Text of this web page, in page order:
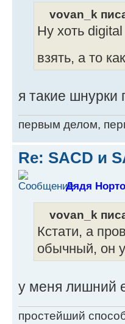
vovan_k
Ну хоть
взять, а то
я такие шнурки
первым делом,
Re: SACD и
Дядя
vovan_k
Кстати, а
обычный, он
у меня лишний
простейший